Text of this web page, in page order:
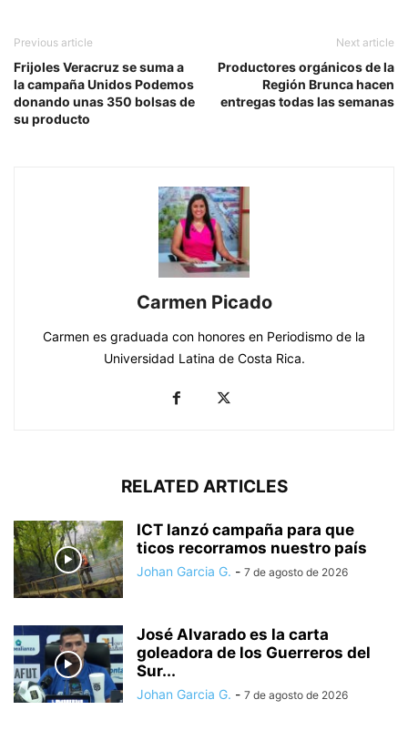
Previous article
Frijoles Veracruz se suma a
la campaña Unidos Podemos
donando unas 350 bolsas de
su producto
Next article
Productores orgánicos de la
Región Brunca hacen
entregas todas las semanas
Carmen Picado
Carmen es graduada con honores en Periodismo de la
Universidad Latina de Costa Rica.
RELATED ARTICLES
ICT lanzó campaña para que
ticos recorramos nuestro país
Johan Garcia G. - 7 de agosto de 2026
José Alvarado es la carta
goleadora de los Guerreros del
Sur...
Johan Garcia G. - 7 de agosto de 2026